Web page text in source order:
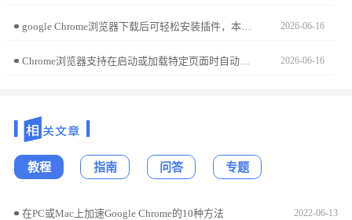
google Chrome浏览器下载后可轻松安装插件，本教程讲解安装方法、权限设置及管理技巧，提升浏览器功能扩展效率。 2026-06-16
Chrome浏览器支持在启动或加载特定页面时自动将焦点定位于关键输入域。通过配置聚焦策略，用户可直接进入交互状态，无需手动切换光标，提升办公流程顺畅度。 2026-06-16
教程 指南 问答 专题
在PC或Mac上加速Google Chrome的10种方法 2022-06-13